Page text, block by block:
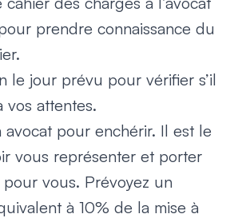
prendre connaissance du
le jour prévu pour vérifier s’il
vos attentes.
avocat pour enchérir. Il est le
vous représenter et porter
vous. Prévoyez un
à 10% de la mise à